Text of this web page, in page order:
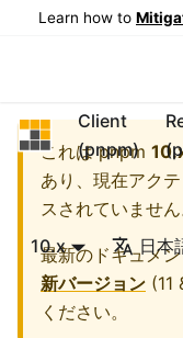
Learn how to
pnpm
Client
(pnpm)
10.x 日本
これはpnpm
あり、現在アク
スされていません
最新のドキュメ
新バージョン (11
ください。